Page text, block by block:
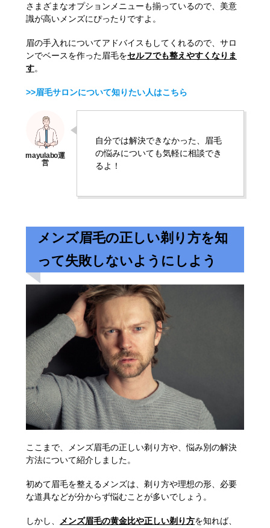
さまざまなオプションメニューも揃っているので、美意
識が高いメンズにぴったりですよ。
眉の手入れについてアドバイスもしてくれるので、サロ
ンでベースを作った眉毛をセルフでも整えやすくなりま
す。
>>眉毛サロンについて知りたい人はこちら
自分では解決できなかった、眉毛
の悩みについても気軽に相談でき
るよ！
メンズ眉毛の正しい剃り方を知
って失敗しないようにしよう
ここまで、メンズ眉毛の正しい剃り方や、悩み別の解決
方法について紹介しました。
初めて眉毛を整えるメンズは、剃り方や理想の形、必要
な道具などが分からず悩むことが多いでしょう。
しかし、 メンズ眉毛の黄金比や正しい剃り方を知れば、